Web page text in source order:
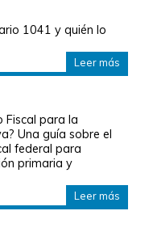
1041 y quién lo
Leer más
Fiscal para la
Una guía sobre el
federal para
primaria y
Leer más